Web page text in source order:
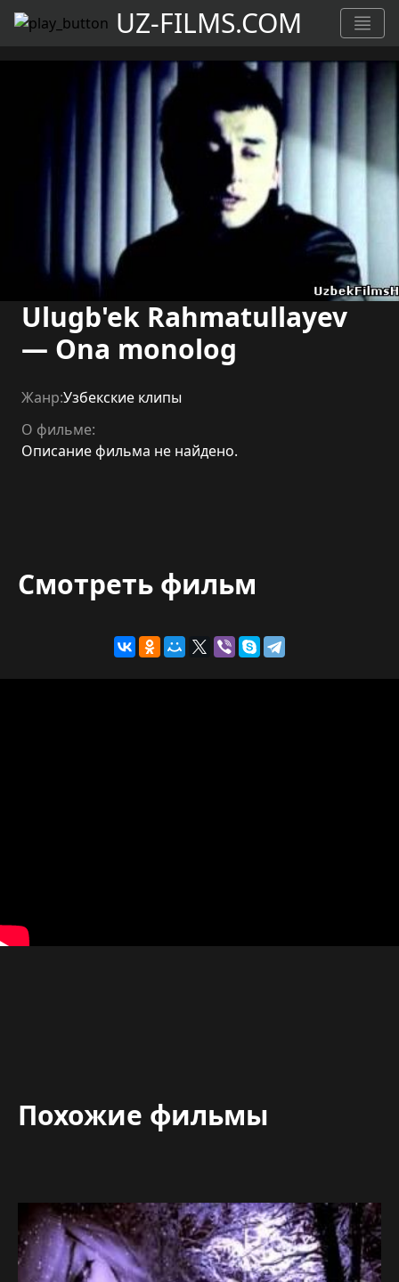
UZ-FILMS.COM
Ulugb'ek Rahmatullayev
— Ona monolog
Жанр:Узбекские клипы
О фильме:
Описание фильма не найдено.
Смотреть фильм
Похожие фильмы